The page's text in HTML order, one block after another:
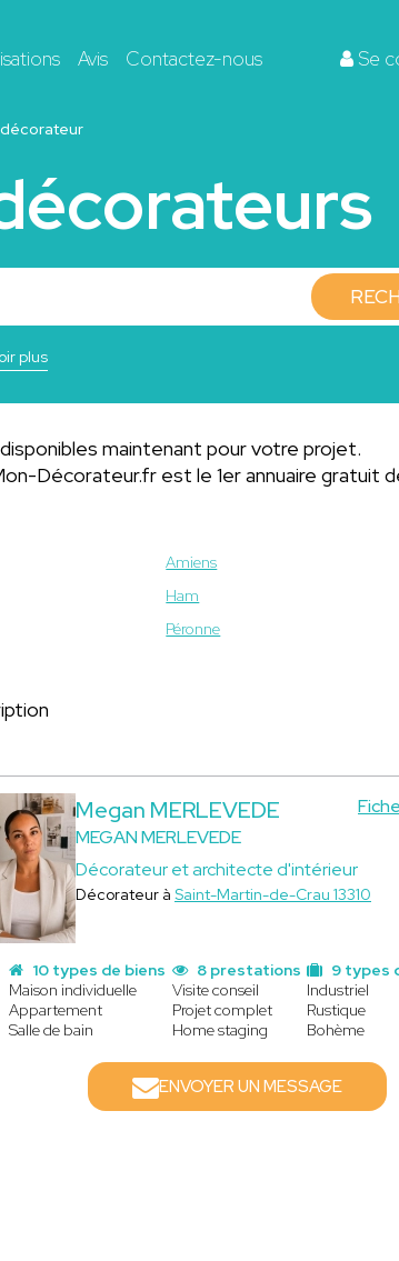
Avis Contactez-nous Se
plus
maintenant pour votre projet.
Décorateur.fr est le 1er annuaire gratuit
Amiens
Ham
Péronne
Megan MERLEVEDE
MEGAN MERLEVEDE
Décorateur et architecte d'intérieur
Décorateur à Saint-Martin-de-Crau 13310
10 types de biens
Maison individuelle
Appartement
Salle de bain
9 types
Industriel
Rustique
Bohème
8 prestations
Visite conseil
Projet complet
Home staging
ENVOYER UN MESSAGE